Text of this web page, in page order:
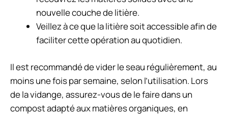
nouvelle couche de litière.
Veillez à ce que la litière soit accessible afin de
faciliter cette opération au quotidien.
Il est recommandé de vider le seau régulièrement, au
moins une fois par semaine, selon l’utilisation. Lors
de la vidange, assurez-vous de le faire dans un
compost adapté aux matières organiques, en